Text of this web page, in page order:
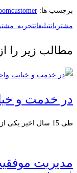
برچسب ها: customer
مشتریانتبلیغات
مطالب زیر را
در خدمت و
طی 15 سال اخیر یکی از هیجان‌انگیزترین و جذاب‌ترین کارهای...
مدیریت